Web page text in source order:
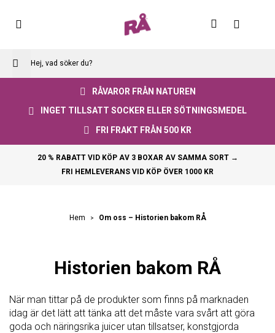
RÅVAROR FRÅN NATUREN
INGET TILLSATT SOCKER ELLER SÖTNINGSMEDEL
FRI FRAKT FRÅN 500 KR
20 % RABATT VID KÖP AV 3 BOXAR AV SAMMA SORT →
FRI HEMLEVERANS VID KÖP ÖVER 1000 KR
Hem Om oss – Historien bakom RÅ
Historien bakom RÅ
När man tittar på de produkter som finns på marknaden
idag är det lätt att tänka att det måste vara svårt att göra
goda och näringsrika juicer utan tillsatser, konstgjorda